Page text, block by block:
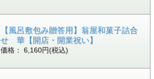
【風呂敷包み贈答用】翁屋和菓子詰合
せ 華【開店・開業祝い】
価格： 6,160円(税込)